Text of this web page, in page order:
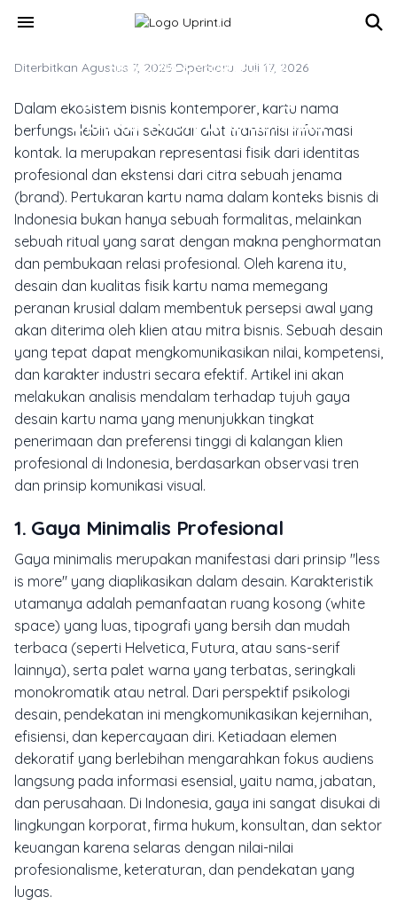
menu
MARKETING & MEDIA PROMOSI
7 Gaya Kartu Nama Yang Paling
Disukai Klien Di Indonesia
Diterbitkan Agustus 7, 2025 Diperbarui Juli 17, 2026
Dalam ekosistem bisnis kontemporer, kartu nama
berfungsi lebih dari sekadar alat transmisi informasi
kontak. Ia merupakan representasi fisik dari identitas
profesional dan ekstensi dari citra sebuah jenama
(brand). Pertukaran kartu nama dalam konteks bisnis di
Indonesia bukan hanya sebuah formalitas, melainkan
sebuah ritual yang sarat dengan makna penghormatan
dan pembukaan relasi profesional. Oleh karena itu,
desain dan kualitas fisik kartu nama memegang
peranan krusial dalam membentuk persepsi awal yang
akan diterima oleh klien atau mitra bisnis. Sebuah desain
yang tepat dapat mengkomunikasikan nilai, kompetensi,
dan karakter industri secara efektif. Artikel ini akan
melakukan analisis mendalam terhadap tujuh gaya
desain kartu nama yang menunjukkan tingkat
penerimaan dan preferensi tinggi di kalangan klien
profesional di Indonesia, berdasarkan observasi tren
dan prinsip komunikasi visual.
1. Gaya Minimalis Profesional
Gaya minimalis merupakan manifestasi dari prinsip "less
is more" yang diaplikasikan dalam desain. Karakteristik
utamanya adalah pemanfaatan ruang kosong (white
space) yang luas, tipografi yang bersih dan mudah
terbaca (seperti Helvetica, Futura, atau sans-serif
lainnya), serta palet warna yang terbatas, seringkali
monokromatik atau netral. Dari perspektif psikologi
desain, pendekatan ini mengkomunikasikan kejernihan,
efisiensi, dan kepercayaan diri. Ketiadaan elemen
dekoratif yang berlebihan mengarahkan fokus audiens
langsung pada informasi esensial, yaitu nama, jabatan,
dan perusahaan. Di Indonesia, gaya ini sangat disukai di
lingkungan korporat, firma hukum, konsultan, dan sektor
keuangan karena selaras dengan nilai-nilai
profesionalisme, keteraturan, dan pendekatan yang
lugas.